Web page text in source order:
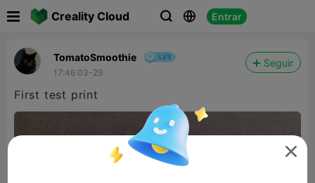
Creality Cloud   Entrar
TomatoSmoothie
17:46 03-29
Seguir
First test print
